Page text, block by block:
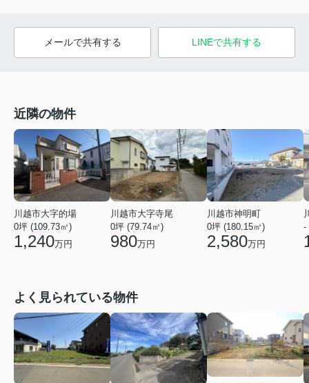
メールで共有する LINEで共有する
近隣の物件
川越市大字的場
0坪 (109.73㎡)
1,240万円
川越市大字寺尾
0坪 (79.74㎡)
980万円
川越市神明町
0坪 (180.15㎡)
2,580万円
-
よく見られている物件